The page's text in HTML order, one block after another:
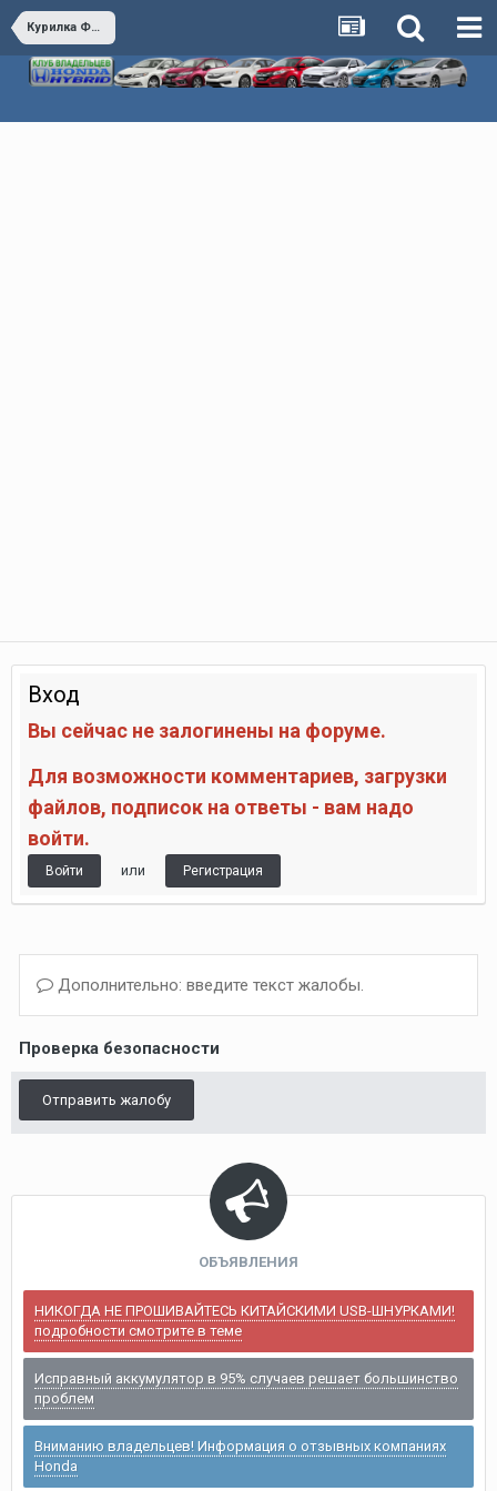
Курилка Флудилка
Вход
Вы сейчас не залогинены на форуме.
Для возможности комментариев, загрузки
файлов, подписок на ответы - вам надо
войти.
Войти или Регистрация
Дополнительно: введите текст жалобы.
Проверка безопасности
Отправить жалобу
ОБЪЯВЛЕНИЯ
НИКОГДА НЕ ПРОШИВАЙТЕСЬ КИТАЙСКИМИ USB-ШНУРКАМИ!
подробности смотрите в теме
Исправный аккумулятор в 95% случаев решает большинство
проблем
Вниманию владельцев! Информация о отзывных компаниях
Honda